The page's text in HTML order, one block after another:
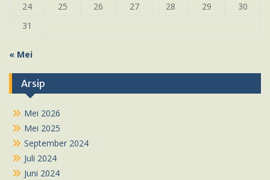
24
25 26 27 28 29
30
31
« Mei
Arsip
Mei 2026
Mei 2025
September 2024
Juli 2024
Juni 2024